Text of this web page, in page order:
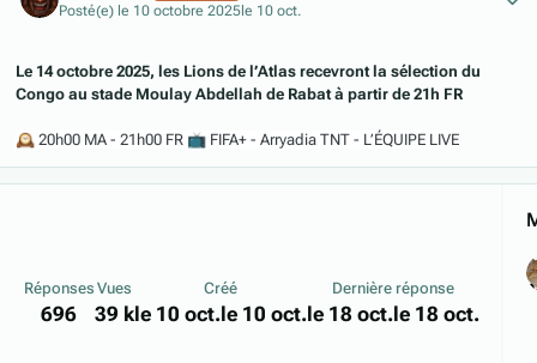
Posté(e) le 10 octobre 2025 le 10 oct.
Le 14 octobre 2025, les Lions de l’Atlas recevront la sélection du
Congo au stade Moulay Abdellah de Rabat à partir de 21h FR
🕰️ 20h00 MA - 21h00 FR 📺 FIFA+ - Arryadia TNT - L’ÉQUIPE LIVE
Réponses
696
Vues
39 k
Créé
le 10 oct.le 10 oct.
Dernière réponse
le 18 oct.le 18 oct.